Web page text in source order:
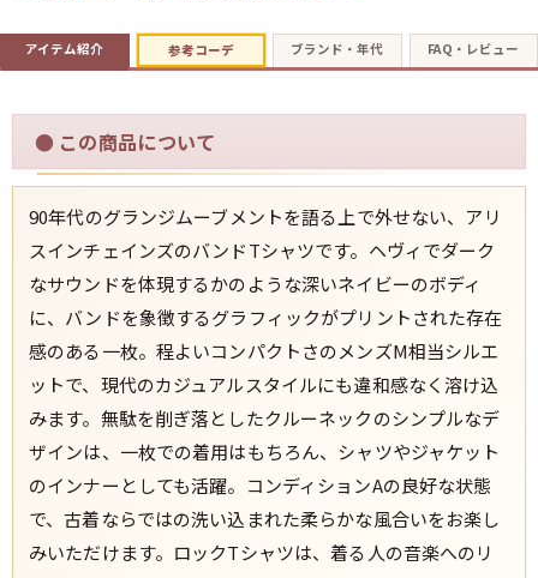
60年代 50年代 40年代
すべての年代を見る
週刊ラッシュアウト新聞
古着コラム
メディア・イベント情報
Youtube 古着屋Rush Out チャンネル
スタッフコーディネート
アイテム紹介 参考コーデ ブランド・年代 FAQ・レビュー
● この商品について
90年代のグランジムーブメントを語る上で外せない、アリ
スインチェインズのバンドTシャツです。ヘヴィでダーク
なサウンドを体現するかのような深いネイビーのボディ
に、バンドを象徴するグラフィックがプリントされた存在
感のある一枚。程よいコンパクトさのメンズM相当シルエ
ットで、現代のカジュアルスタイルにも違和感なく溶け込
みます。無駄を削ぎ落としたクルーネックのシンプルなデ
ザインは、一枚での着用はもちろん、シャツやジャケット
のインナーとしても活躍。コンディションAの良好な状態
で、古着ならではの洗い込まれた柔らかな風合いをお楽し
みいただけます。ロックTシャツは、着る人の音楽へのリ